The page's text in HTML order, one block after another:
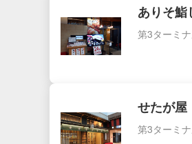
ありそ鮨
第3ターミ
せたが屋
第3ターミ